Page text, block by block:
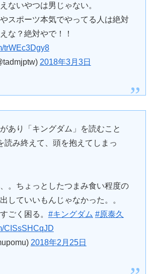
ないやつは男じゃない。
スポーツ本気でやってる人は絶対
な？絶対やで！！
trWEc3Dgy8
2018年3月3日
あり「キングダム」を読むこと
読み終えて、頭を抱えてしまっ
。ちょっとしたつまみ食い程度の
していいもんじゃなかった。。
ごく困る。 #キングダム #原泰久
CISsSHCqJD
2018年2月25日